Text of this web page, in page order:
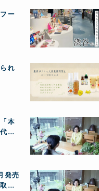
ー
れ
本
表
し
発売
材